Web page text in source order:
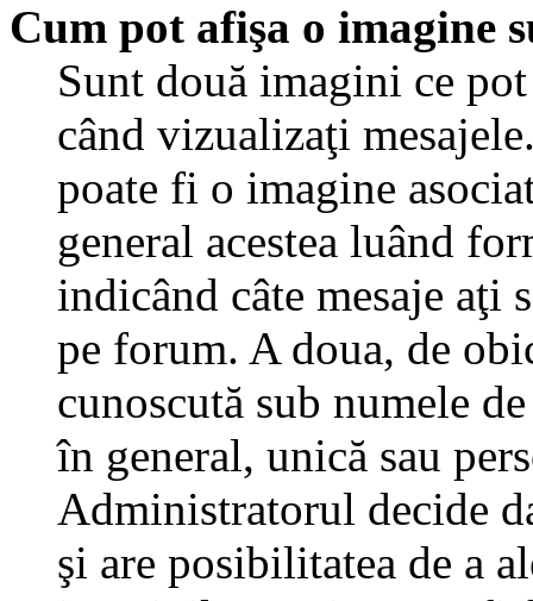
Cum pot afişa o imagine
Sunt două imagini ce
când vizualizaţi
poate fi o imagine
general acestea luând
indicând câte mesaje aţi
pe forum. A doua, de
cunoscută sub numele
în general, unică sau
Administratorul decide
şi are posibilitatea de a